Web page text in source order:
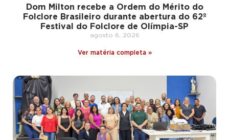
Dom Milton recebe a Ordem do Mérito do
Folclore Brasileiro durante abertura do 62º
Festival do Folclore de Olímpia-SP
agosto 6, 2026
Ver matéria completa »